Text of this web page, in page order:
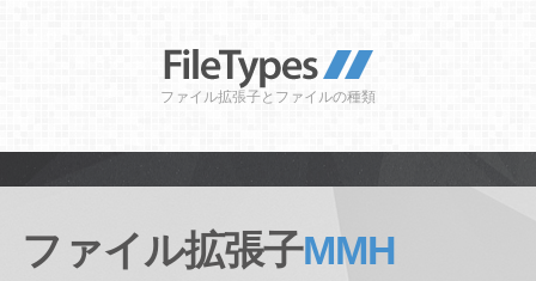
ファイル拡張子とファイルの種類
ファイル拡張子MMH